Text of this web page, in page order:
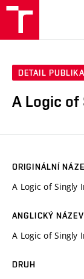
DETAIL
A Logic of
ORIGINÁLNÍ
A Logic of Singly
ANGLICKÝ NÁZEV
A Logic of Singly
DRUH